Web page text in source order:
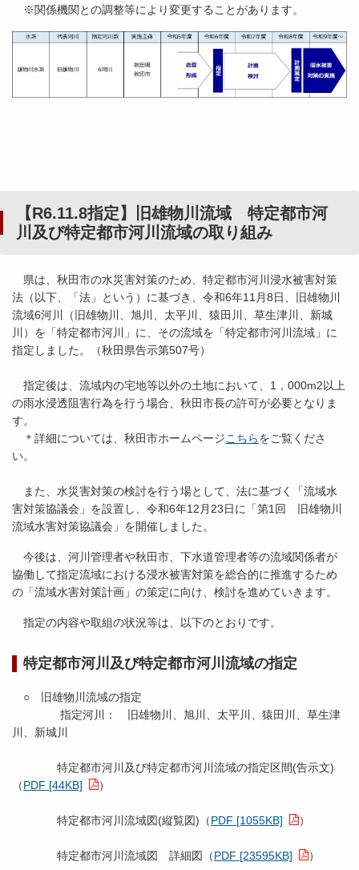
※関係機関との調整等により変更することがあります。
【R6.11.8指定】旧雄物川流域 特定都市河
川及び特定都市河川流域の取り組み
県は、秋田市の水災害対策のため、特定都市河川浸水被害対策
法（以下、「法」という）に基づき、令和6年11月8日、旧雄物川
流域6河川（旧雄物川、旭川、太平川、猿田川、草生津川、新城
川）を「特定都市河川」に、その流域を「特定都市河川流域」に
指定しました。（秋田県告示第507号）
指定後は、流域内の宅地等以外の土地において、1，000m2以上
の雨水浸透阻害行為を行う場合、秋田市長の許可が必要となりま
す。
＊詳細については、秋田市ホームページこちらをご覧くださ
い。
また、水災害対策の検討を行う場として、法に基づく「流域水
害対策協議会」を設置し、令和6年12月23日に「第1回 旧雄物川
流域水害対策協議会」を開催しました。
今後は、河川管理者や秋田市、下水道管理者等の流域関係者が
協働して指定流域における浸水被害対策を総合的に推進するため
の「流域水害対策計画」の策定に向け、検討を進めていきます。
指定の内容や取組の状況等は、以下のとおりです。
特定都市河川及び特定都市河川流域の指定
○ 旧雄物川流域の指定
指定河川： 旧雄物川、旭川、太平川、猿田川、草生津
川、新城川
特定都市河川及び特定都市河川流域の指定区間(告示文)
（PDF [44KB] ）
特定都市河川流域図(縦覧図)（PDF [1055KB] ）
特定都市河川流域図 詳細図（PDF [23595KB] ）